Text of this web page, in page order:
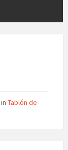
in Tablón de